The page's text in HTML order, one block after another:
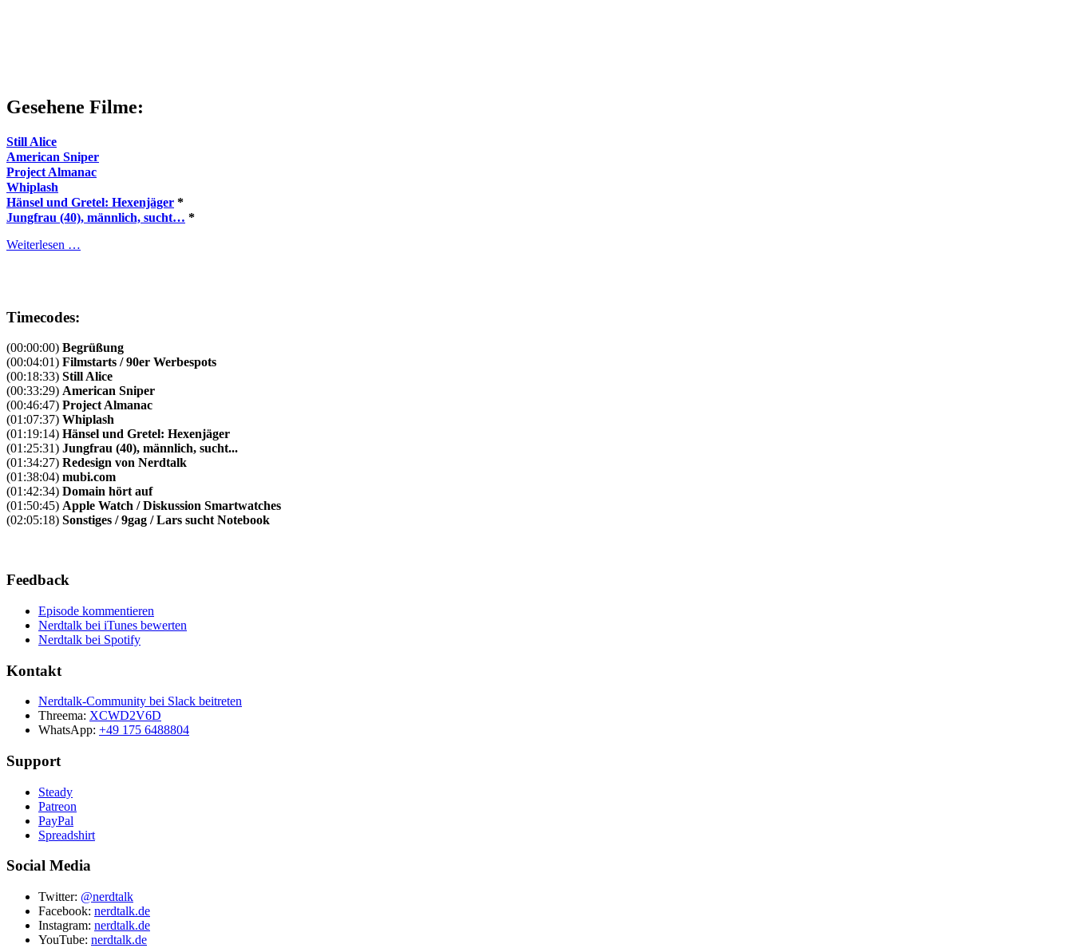
Gesehene Filme:
Still Alice
American Sniper
Project Almanac
Whiplash
Hänsel und Gretel: Hexenjäger *
Jungfrau (40), männlich, sucht… *
Weiterlesen …
Timecodes:
(00:00:00) Begrüßung
(00:04:01) Filmstarts / 90er Werbespots
(00:18:33) Still Alice
(00:33:29) American Sniper
(00:46:47) Project Almanac
(01:07:37) Whiplash
(01:19:14) Hänsel und Gretel: Hexenjäger
(01:25:31) Jungfrau (40), männlich, sucht...
(01:34:27) Redesign von Nerdtalk
(01:38:04) mubi.com
(01:42:34) Domain hört auf
(01:50:45) Apple Watch / Diskussion Smartwatches
(02:05:18) Sonstiges / 9gag / Lars sucht Notebook
Feedback
Episode kommentieren
Nerdtalk bei iTunes bewerten
Nerdtalk bei Spotify
Kontakt
Nerdtalk-Community bei Slack beitreten
Threema: XCWD2V6D
WhatsApp: +49 175 6488804
Support
Steady
Patreon
PayPal
Spreadshirt
Social Media
Twitter: @nerdtalk
Facebook: nerdtalk.de
Instagram: nerdtalk.de
YouTube: nerdtalk.de